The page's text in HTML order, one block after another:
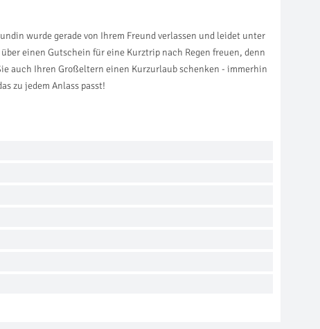
wurde gerade von Ihrem Freund verlassen und leidet unter
einen Gutschein für eine Kurztrip nach Regen freuen, denn
auch Ihren Großeltern einen Kurzurlaub schenken - immerhin
zu jedem Anlass passt!